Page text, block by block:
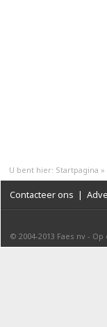
U bent hier: Startpagina »
Contacteer ons |
© 2004-2013 Faes nv - Op